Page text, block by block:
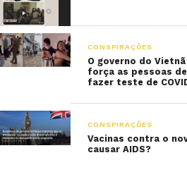
CONSPIRAÇÕES
O governo do
força as pessoas
fazer teste de
CONSPIRAÇÕES
Vacinas contra o
causar AIDS?